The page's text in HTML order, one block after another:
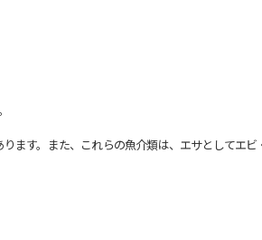
す。また、これらの魚介類は、エサとしてエビ